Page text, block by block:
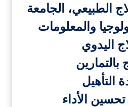
الطبيعي، الجامعة
والمعلومات
اليدوي
بالتمارين
التأهيل
تحسين الأداء